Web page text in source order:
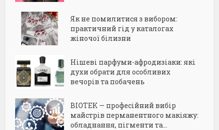
Як не помилитися з вибором:
практичний гід у каталогах
жіночої білизни
Нішеві парфуми-афродизіаки: які
духи обрати для особливих
вечорів та побачень
BIOTEK — професійний вибір
майстрів перманентного макіяжу:
обладнання, пігменти та...